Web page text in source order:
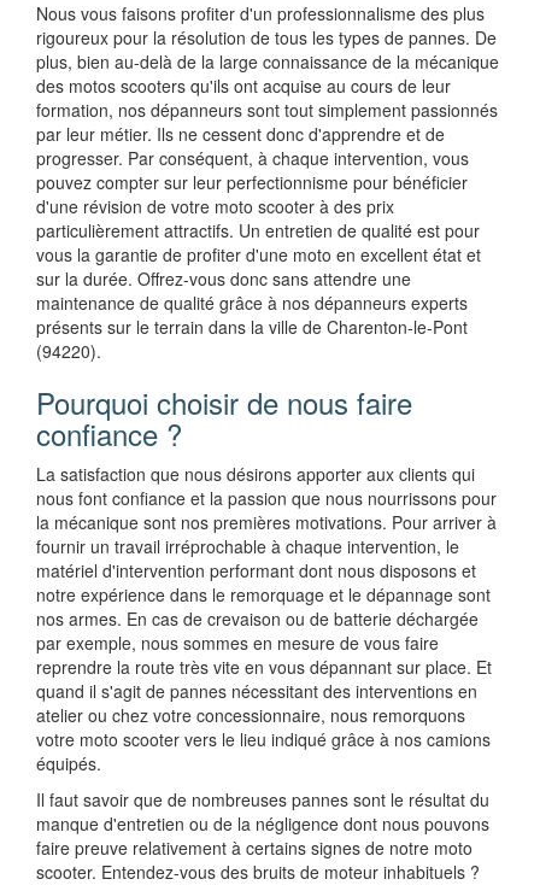
Nous vous faisons profiter d'un professionnalisme des plus
rigoureux pour la résolution de tous les types de pannes. De
plus, bien au-delà de la large connaissance de la mécanique
des motos scooters qu'ils ont acquise au cours de leur
formation, nos dépanneurs sont tout simplement passionnés
par leur métier. Ils ne cessent donc d'apprendre et de
progresser. Par conséquent, à chaque intervention, vous
pouvez compter sur leur perfectionnisme pour bénéficier
d'une révision de votre moto scooter à des prix
particulièrement attractifs. Un entretien de qualité est pour
vous la garantie de profiter d'une moto en excellent état et
sur la durée. Offrez-vous donc sans attendre une
maintenance de qualité grâce à nos dépanneurs experts
présents sur le terrain dans la ville de Charenton-le-Pont
(94220).
Pourquoi choisir de nous faire
confiance ?
La satisfaction que nous désirons apporter aux clients qui
nous font confiance et la passion que nous nourrissons pour
la mécanique sont nos premières motivations. Pour arriver à
fournir un travail irréprochable à chaque intervention, le
matériel d'intervention performant dont nous disposons et
notre expérience dans le remorquage et le dépannage sont
nos armes. En cas de crevaison ou de batterie déchargée
par exemple, nous sommes en mesure de vous faire
reprendre la route très vite en vous dépannant sur place. Et
quand il s'agit de pannes nécessitant des interventions en
atelier ou chez votre concessionnaire, nous remorquons
votre moto scooter vers le lieu indiqué grâce à nos camions
équipés.
Il faut savoir que de nombreuses pannes sont le résultat du
manque d'entretien ou de la négligence dont nous pouvons
faire preuve relativement à certains signes de notre moto
scooter. Entendez-vous des bruits de moteur inhabituels ?